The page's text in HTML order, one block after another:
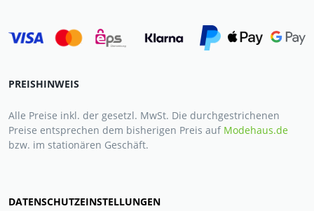
PREISHINWEIS
Alle Preise inkl. der gesetzl. MwSt. Die durchgestrichenen
Preise entsprechen dem bisherigen Preis auf Modehaus.de
bzw. im stationären Geschäft.
DATENSCHUTZEINSTELLUNGEN